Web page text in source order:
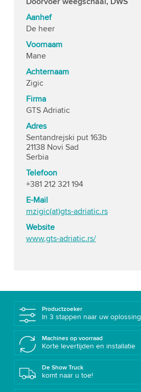
Aanhef
De heer
Voornaam
Mane
Achternaam
Zigic
Firma
GTS Adriatic
Adres
Sentandrejski put 163b
21138 Novi Sad
Serbia
Telefoon
+381 212 321 194
E-Mail
mzigic(at)gts-adriatic.rs
Website
www.gts-adriatic.rs/
Productzoeker
In 3 stappen naar uw oplossing
Machines op voorraad
Korte levertijden en installatie
De Show Truck
komt naar u toe!